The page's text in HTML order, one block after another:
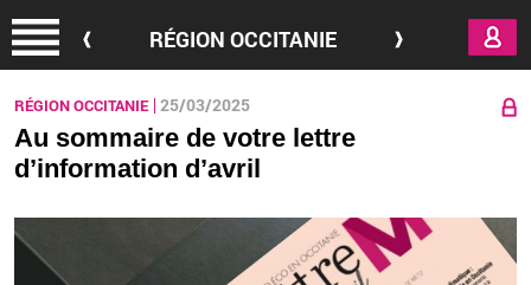
RÉGION OCCITANIE
RÉGION OCCITANIE 25/03/2025
Au sommaire de votre lettre
d’information d’avril